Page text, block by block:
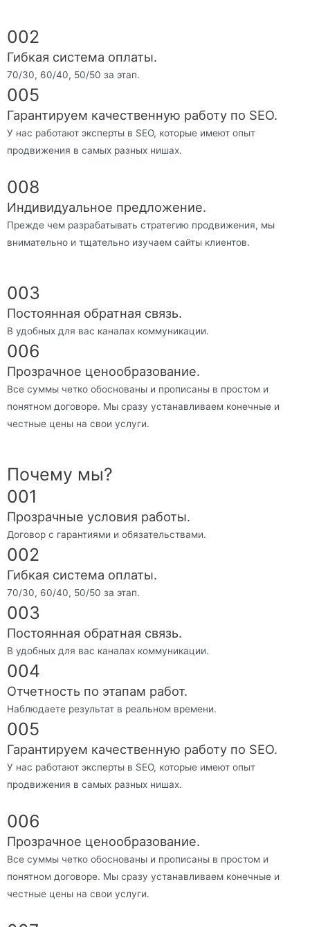
002
Гибкая система оплаты.
70/30, 60/40, 50/50 за этап.
005
Гарантируем качественную работу по SEO.
У нас работают эксперты в SEO, которые имеют опыт
продвижения в самых разных нишах.
008
Индивидуальное предложение.
Прежде чем разрабатывать стратегию продвижения, мы
внимательно и тщательно изучаем сайты клиентов.
003
Постоянная обратная связь.
В удобных для вас каналах коммуникации.
006
Прозрачное ценообразование.
Все суммы четко обоснованы и прописаны в простом и
понятном договоре. Мы сразу устанавливаем конечные и
честные цены на свои услуги.
Почему мы?
001
Прозрачные условия работы.
Договор с гарантиями и обязательствами.
002
Гибкая система оплаты.
70/30, 60/40, 50/50 за этап.
003
Постоянная обратная связь.
В удобных для вас каналах коммуникации.
004
Отчетность по этапам работ.
Наблюдаете результат в реальном времени.
005
Гарантируем качественную работу по SEO.
У нас работают эксперты в SEO, которые имеют опыт
продвижения в самых разных нишах.
006
Прозрачное ценообразование.
Все суммы четко обоснованы и прописаны в простом и
понятном договоре. Мы сразу устанавливаем конечные и
честные цены на свои услуги.